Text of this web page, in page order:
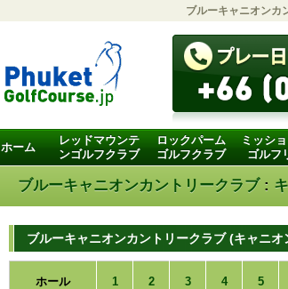
ブルーキャニオンカ
ホーム
レッドマウンテ
ンゴルフクラブ
ロックパーム
ゴルフクラブ
ミッシ
ゴルフ
ブルーキャニオンカントリークラブ:
ブルーキャニオンカントリークラブ (キャニ
ホール 1 2 3 4 5